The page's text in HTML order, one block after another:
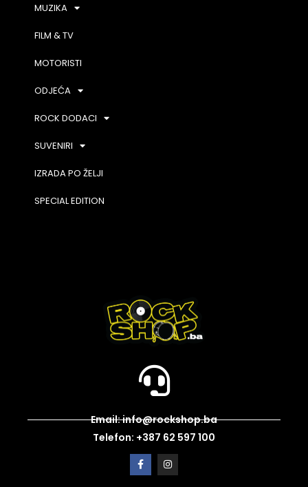
MUZIKA
FILM & TV
MOTORISTI
ODJEĆA
ROCK DODACI
SUVENIRI
IZRADA PO ŽELJI
SPECIAL EDITION
Email: info@rockshop.ba
Telefon: +387 62 597 100